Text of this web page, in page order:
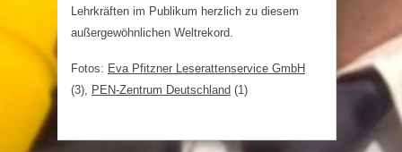
Lehrkräften im Publikum herzlich zu diesem
außergewöhnlichen Weltrekord.
Fotos: Eva Pfitzner Leserattenservice GmbH
(3), PEN-Zentrum Deutschland (1)